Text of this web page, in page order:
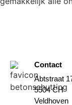
Contact
Abtstraat
5504 CH
Veldhoven